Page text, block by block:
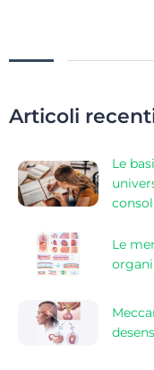
Articoli
Le
Le